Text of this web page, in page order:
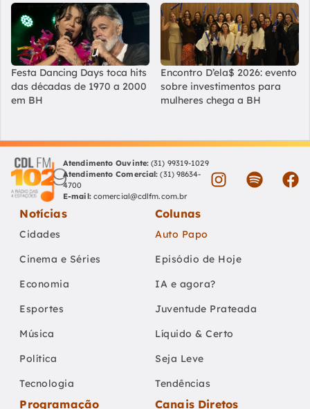
Festa Dancing Days toca hits
das décadas de 1970 a 2000
em BH
Encontro D’ela$ 2026: evento
sobre investimentos para
mulheres chega a BH
Atendimento Ouvinte: (31) 99319-1029
Atendimento Comercial: (31) 98634-
4700
E-mail: comercial@cdlfm.com.br
Notícias
Cidades
Cinema e Séries
Economia
Esportes
Música
Política
Tecnologia
Colunas
Auto Papo
Episódio de Hoje
IA e agora?
Juventude Prateada
Líquido & Certo
Seja Leve
Tendências
Programação Canais Diretos